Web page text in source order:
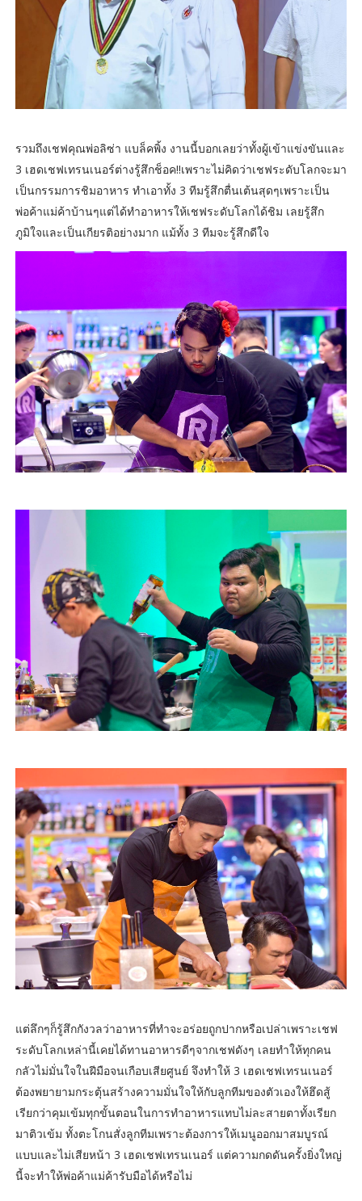
รวมถึงเชฟคุณพ่อลิซ่า แบล็คพิ้ง งานนี้บอกเลยว่าทั้งผู้เข้าแข่งขันและ
3 เฮดเชฟเทรนเนอร์ต่างรู้สึกช็อค!!เพราะไม่คิดว่าเชฟระดับโลกจะมา
เป็นกรรมการชิมอาหาร ทำเอาทั้ง 3 ทีมรู้สึกตื่นเต้นสุดๆเพราะเป็น
พ่อค้าแม่ค้าบ้านๆแต่ได้ทำอาหารให้เชฟระดับโลกได้ชิม เลยรู้สึก
ภูมิใจและเป็นเกียรติอย่างมาก แม้ทั้ง 3 ทีมจะรู้สึกดีใจ
แต่ลึกๆก็รู้สึกกังวลว่าอาหารที่ทำจะอร่อยถูกปากหรือเปล่าเพราะเชฟ
ระดับโลกเหล่านี้เคยได้ทานอาหารดีๆจากเชฟดังๆ เลยทำให้ทุกคน
กลัวไม่มั่นใจในฝีมือจนเกือบเสียศูนย์ จึงทำให้ 3 เฮดเชฟเทรนเนอร์
ต้องพยายามกระตุ้นสร้างความมั่นใจให้กับลูกทีมของตัวเองให้ฮึดสู้
เรียกว่าคุมเข้มทุกขั้นตอนในการทำอาหารแทบไม่ละสายตาทั้งเรียก
มาติวเข้ม ทั้งตะโกนสั่งลูกทีมเพราะต้องการให้เมนูออกมาสมบูรณ์
แบบและไม่เสียหน้า 3 เฮดเชฟเทรนเนอร์ แต่ความกดดันครั้งยิ่งใหญ่
นี้จะทำให้พ่อค้าแม่ค้ารับมือได้หรือไม่